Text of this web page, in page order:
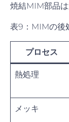
焼結MIM部品は
表9：MIMの後
プロセス
熱処理
メッキ